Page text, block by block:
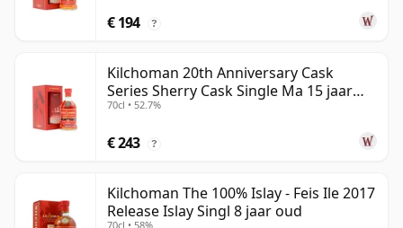
€ 194 ?
Kilchoman 20th Anniversary Cask
Series Sherry Cask Single Ma 15 jaar
oud
70cl • 52.7%
€ 243 ?
Kilchoman The 100% Islay - Feis Ile 2017
Release Islay Singl 8 jaar oud
70cl • 58%